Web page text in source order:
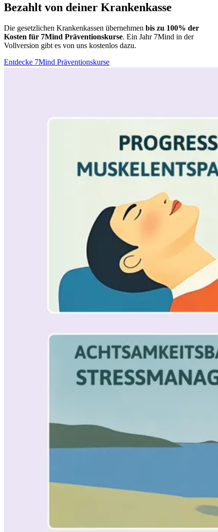
Bezahlt von deiner Krankenkasse
Die gesetzlichen Krankenkassen übernehmen bis zu 100% der
Kosten für 7Mind Präventionskurse. Ein Jahr 7Mind in der
Vollversion gibt es von uns kostenlos dazu.
Entdecke 7Mind Präventionskurse